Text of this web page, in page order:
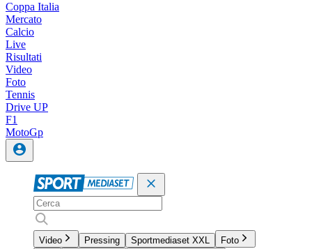
Coppa Italia
Mercato
Calcio
Live
Risultati
Video
Foto
Tennis
Drive UP
F1
MotoGp
Video Pressing Sportmediaset XXL
Foto